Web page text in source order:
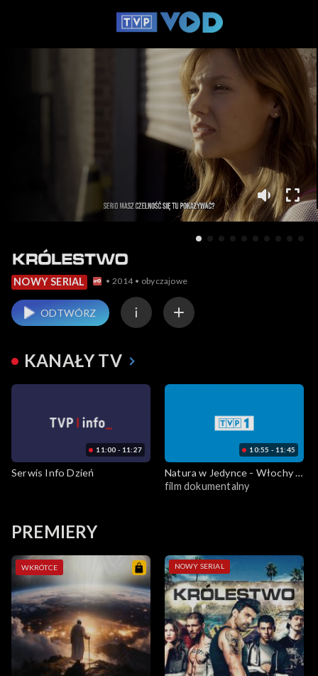
NOWY SERIAL 2014 obyczajowe
ODTWÓRZ
KANAŁY TV
11:00 - 11:27
Serwis Info Dzień
10:55 - 11:45
Natura w Jedynce - Włochy -
ostatnie dzikie zakątki - Odc.
film dokumentalny
PREMIERY
WKRÓTCE NOWY SERIAL